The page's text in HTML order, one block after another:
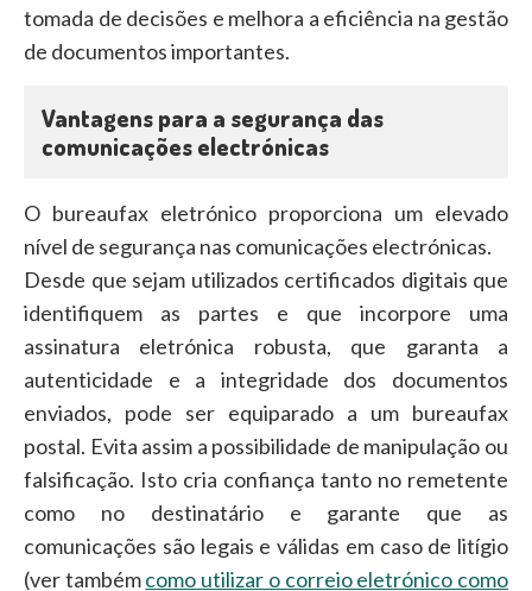
tomada de decisões e melhora a eficiência na gestão
de documentos importantes.
Vantagens para a segurança das
comunicações electrónicas
O bureaufax eletrónico proporciona um elevado
nível de segurança nas comunicações electrónicas.
Desde que sejam utilizados certificados digitais que
identifiquem as partes e que incorpore uma
assinatura eletrónica robusta, que garanta a
autenticidade e a integridade dos documentos
enviados, pode ser equiparado a um bureaufax
postal. Evita assim a possibilidade de manipulação ou
falsificação. Isto cria confiança tanto no remetente
como no destinatário e garante que as
comunicações são legais e válidas em caso de litígio
(ver tambémcomo utilizar o correio eletrónico como